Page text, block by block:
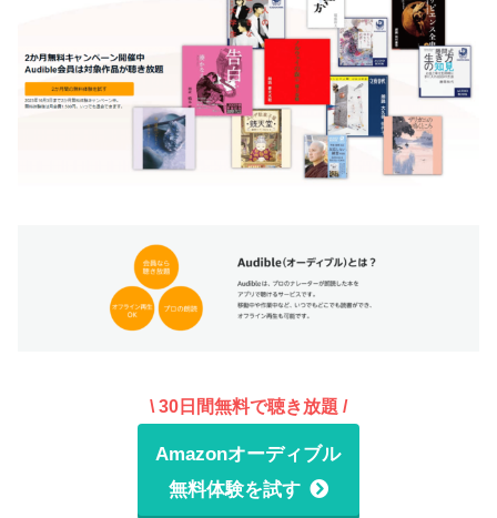
\ 30日間無料で聴き放題 /
Amazonオーディブル
無料体験を試す